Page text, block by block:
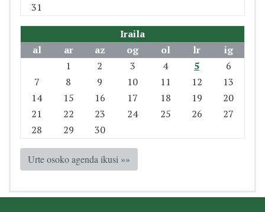
31
Iraila
al
ar az og ol lr
ig
1
2 3 4 5
6
7
8 9 10 11 12
13
14
15 16 17 18 19
20
21
22 23 24 25 26
27
28
29 30
Urte osoko agenda ikusi »»